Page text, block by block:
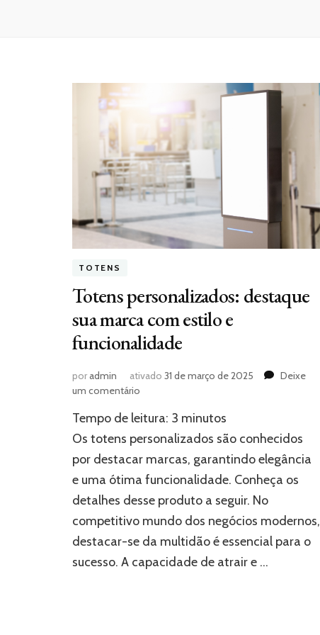
TOTENS
Totens personalizados: destaque
sua marca com estilo e
funcionalidade
poradmin ativado 31 de março de 2025
Deixe
um comentário
personalizados:
destaque
marca
com
e
funcionalidade
Tempo de leitura: 3 minutos
Os totens personalizados são conhecidos
por destacar marcas, garantindo elegância
e uma ótima funcionalidade. Conheça os
detalhes desse produto a seguir. No
competitivo mundo dos negócios modernos,
destacar-se da multidão é essencial para o
sucesso. A capacidade de atrair e …